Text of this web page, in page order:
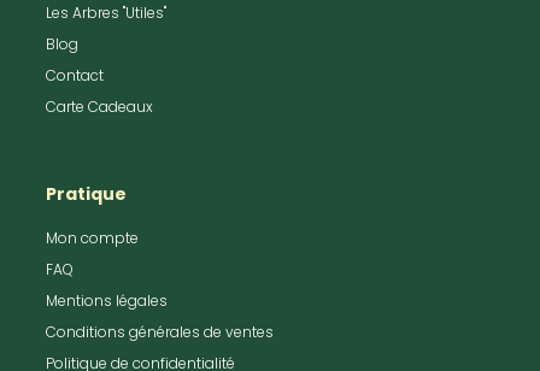
Les Arbres "Utiles"
Blog
Contact
Carte Cadeaux
Pratique
Mon compte
FAQ
Mentions légales
Conditions générales de ventes
Politique de confidentialité